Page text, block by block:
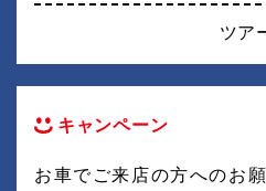
ツア
キャンペーン
お車でご来店の方へのお